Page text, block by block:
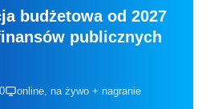
budżetowa od 2027
publicznych
online, na żywo + nagranie